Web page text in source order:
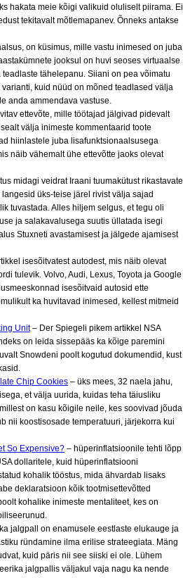
hakata meie kõigi valikuid oluliselt piirama. Ei
tekitavalt mõtlemapanev. Õnneks antakse
on küsimus, mille vastu inimesed on juba
jooksul on huvi seoses virtuaalse
tähelepanu. Siiani on pea võimatu
kuid nüüd on mõned teadlased välja
anda ammendava vastuse.
ettevõte, mille töötajad jälgivad pidevalt
välja inimeste kommentaarid toote
hiinlastele juba lisafunktsionaalsusega
näib vähemalt ühe ettevõtte jaoks olevat
midagi veidrat Iraani tuumakütust rikastavate
üks-teise järel rivist välja sajad
tuvastada. Alles hiljem selgus, et tegu oli
ja salakavalusega suutis üllatada isegi
Stuxneti avastamisest ja jälgede ajamisest
isesõitvatest autodest, mis näib olevat
tulevik. Volvo, Audi, Lexus, Toyota ja Google
isesõitvaid autosid ette
ka huvitavad inimesed, kellest mitmeid
Unit– Der Spiegeli pikem artikkel NSA
on leida sissepääs ka kõige paremini
Snowdeni poolt kogutud dokumendid, kust
Chip Cookies – üks mees, 32 naela jahu,
et välja uurida, kuidas teha täiusliku
on kasu kõigile neile, kes soovivad jõuda
nii koostisosade temperatuuri, järjekorra kui
So Expensive? – hüperinflatsioonile tehti lõpp
dollaritele, kuid hüperinflatsiooni
kohalik tööstus, mida ähvardab lisaks
deklaratsioon kõik tootmisettevõtted
kohalike inimeste mentaliteet, kes on
jalgpall on enamusele eestlaste elukauge ja
ründamine ilma erilise strateegiata. Mäng
kuid päris nii see siiski ei ole. Lühem
jalgpallis väljakul vaja nagu ka nende